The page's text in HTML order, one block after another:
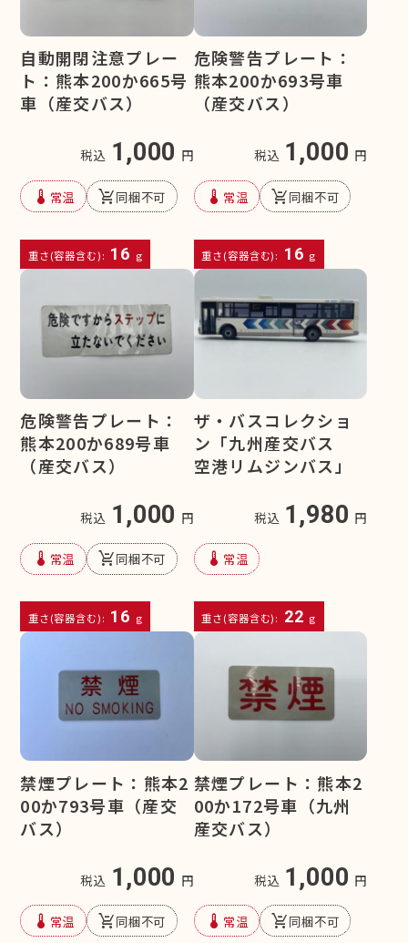
自動開閉注意プレー
ト：熊本200か665号
車（産交バス）
税込 1,000 円
device_thermostat 常温 remove_shopping_cart同梱不可
重さ(容器含む): 16 g
危険警告プレート：
熊本200か693号車
（産交バス）
税込 1,000 円
device_thermostat 常温 remove_shopping_cart同梱不可
重さ(容器含む): 16 g
危険警告プレート：
熊本200か689号車
（産交バス）
税込 1,000 円
device_thermostat 常温 remove_shopping_cart同梱不可
重さ(容器含む): 16 g
ザ・バスコレクショ
ン「九州産交バス
空港リムジンバス」
税込 1,980 円
device_thermostat 常温
重さ(容器含む): 22 g
禁煙プレート：熊本2
00か793号車（産交
バス）
税込 1,000 円
device_thermostat 常温 remove_shopping_cart同梱不可
禁煙プレート：熊本2
00か172号車（九州
産交バス）
税込 1,000 円
device_thermostat 常温 remove_shopping_cart同梱不可